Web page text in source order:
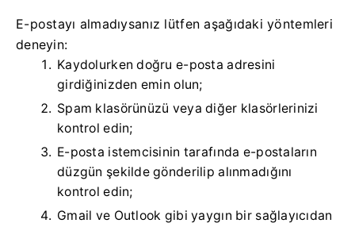
E-postayı almadıysanız lütfen aşağıdaki yöntemleri
deneyin:
Kaydolurken doğru e-posta adresini
girdiğinizden emin olun;
Spam klasörünüzü veya diğer klasörlerinizi
kontrol edin;
E-posta istemcisinin tarafında e-postaların
düzgün şekilde gönderilip alınmadığını
kontrol edin;
Gmail ve Outlook gibi yaygın bir sağlayıcıdan